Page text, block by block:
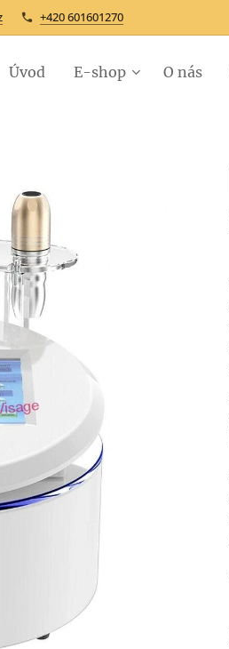
+420 601601270
Úvod E-shop O nás